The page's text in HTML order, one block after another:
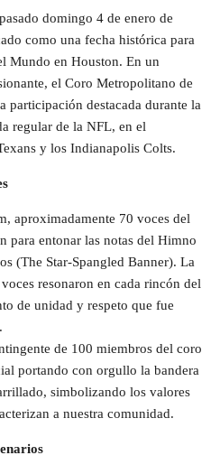
domingo 4 de enero de
como una fecha histórica para
Mundo en Houston. En un
el Coro Metropolitano de
participación destacada durante la
regular de la NFL, en el
y los Indianapolis Colts.
aproximadamente 70 voces del
para entonar las notas del Himno
(The Star-Spangled Banner). La
resonaron en cada rincón del
de unidad y respeto que fue
de 100 miembros del coro
portando con orgullo la bandera
simbolizando los valores
a nuestra comunidad.